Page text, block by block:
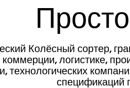
Колёсный сортер,
коммерции, логистике,
технологических
спецификаций